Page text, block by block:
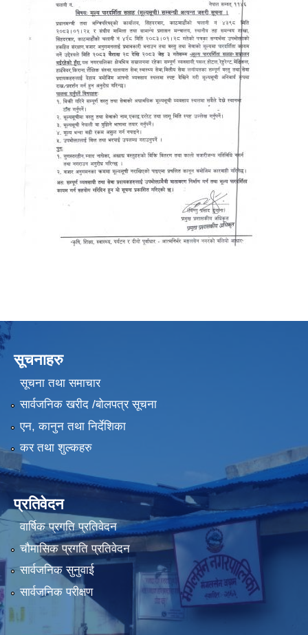
सूचनाहरु
सूचना तथा समाचार
सार्वजनिक खरीद /बोलपत्र सूचना
एन, कानुन तथा निर्देशिका
कर तथा शुल्कहरु
प्रतिवेदन
वार्षिक प्रगति प्रतिवेदन
चौमासिक प्रगति प्रतिवेदन
सार्वजनिक सुनुवाई
सार्वजनिक परीक्षण